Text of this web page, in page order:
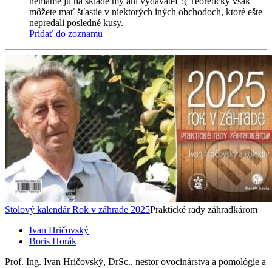
môžete mať šťastie v niektorých iných obchodoch, ktoré ešte
nepredali posledné kusy.
Pridať do zoznamu
Stolový kalendár Rok v záhrade 2025Praktické rady záhradkárom
Ivan Hričovský
Boris Horák
Prof. Ing. Ivan Hričovský, DrSc., nestor ovocinárstva a pomológie a